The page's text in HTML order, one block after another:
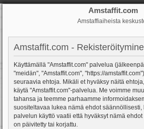
Amstaffit.com
Amstaffiaiheista
Amstaffit.com -
Käyttämällä "Amstaffit.com" palvelua
"meidän", "Amstaffit.com", "https://
seuraavia ehtoja. Mikäli et hyväksy näitä
käytä "Amstaffit.com"-palvelua. Me voimme
tahansa ja teemme parhaamme
suositeltavaa lukea nämä ehdot säännöllisesti,
palvelun käyttö vaatii että hyväksyt nämä
on päivitetty tai korjattu.